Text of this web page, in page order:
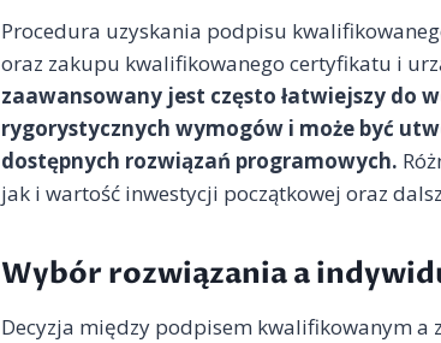
Procedura uzyskania podpisu
oraz zakupu kwalifikowanego certyfikatu i
zaawansowany jest często łatwiejszy do
rygorystycznych wymogów i może być
dostępnych rozwiązań programowych.
jak i wartość inwestycji początkowej oraz
Wybór rozwiązania a
Decyzja między podpisem kwalifikowanym a